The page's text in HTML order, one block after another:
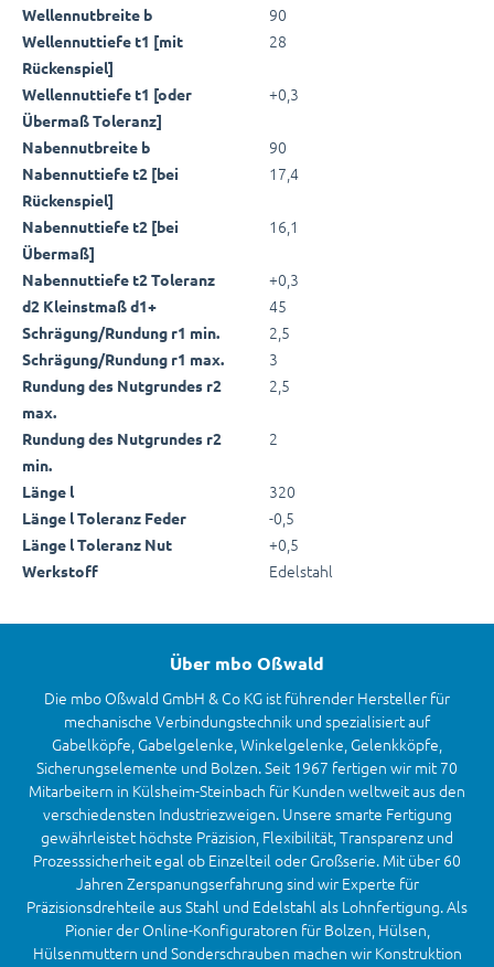
Wellennutbreite b 90
Wellennuttiefe t1 [mit
Rückenspiel]
28
Wellennuttiefe t1 [oder
Übermaß Toleranz]
+0,3
Nabennutbreite b 90
Nabennuttiefe t2 [bei
Rückenspiel]
17,4
Nabennuttiefe t2 [bei
Übermaß]
16,1
Nabennuttiefe t2 Toleranz +0,3
d2 Kleinstmaß d1+ 45
Schrägung/Rundung r1 min. 2,5
Schrägung/Rundung r1 max. 3
Rundung des Nutgrundes r2
max.
2,5
Rundung des Nutgrundes r2
min.
2
Länge l 320
Länge l Toleranz Feder -0,5
Länge l Toleranz Nut +0,5
Werkstoff Edelstahl
Über mbo Oßwald
Die mbo Oßwald GmbH & Co KG ist führender Hersteller für
mechanische Verbindungstechnik und spezialisiert auf
Gabelköpfe, Gabelgelenke, Winkelgelenke, Gelenkköpfe,
Sicherungselemente und Bolzen. Seit 1967 fertigen wir mit 70
Mitarbeitern in Külsheim-Steinbach für Kunden weltweit aus den
verschiedensten Industriezweigen. Unsere smarte Fertigung
gewährleistet höchste Präzision, Flexibilität, Transparenz und
Prozesssicherheit egal ob Einzelteil oder Großserie. Mit über 60
Jahren Zerspanungserfahrung sind wir Experte für
Präzisionsdrehteile aus Stahl und Edelstahl als Lohnfertigung. Als
Pionier der Online-Konfiguratoren für Bolzen, Hülsen,
Hülsenmuttern und Sonderschrauben machen wir Konstruktion